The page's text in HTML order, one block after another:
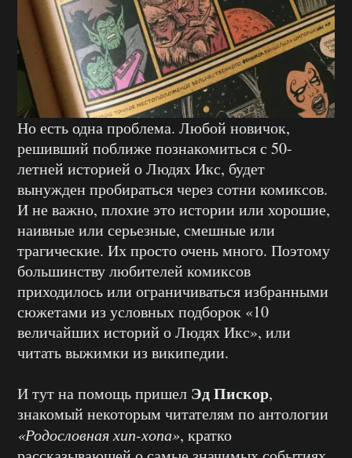
Но есть одна проблема. Любой новичок,
решивший поближе познакомиться с 50-
летней историей о Людях Икс, будет
вынужден пробираться через сотни комиксов.
И не важно, плохие это истории или хорошие,
наивные или серьезные, смешные или
трагические. Их просто очень много. Поэтому
большинству любителей комиксов
приходилось или ограничиваться избранными
сюжетами из условных подборок «10
величайших историй о Людях Икс», или
читать выжимки из википедии.
И тут на помощь пришел Эд Пискор,
знакомый некоторым читателям по антологии
«Родословная хип-хопа», кратко